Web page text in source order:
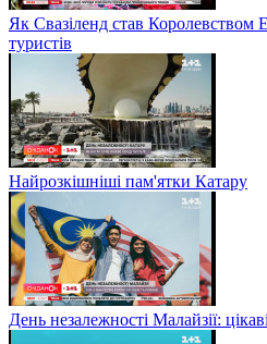
Як Свазіленд став Королевством
туристів
Найрозкішніші пам'ятки Катару
День незалежності Малайзії: